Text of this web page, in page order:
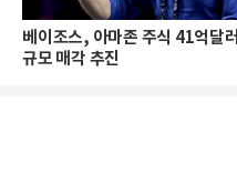
베이조스, 아마존 주식 41억달러
규모 매각 추진